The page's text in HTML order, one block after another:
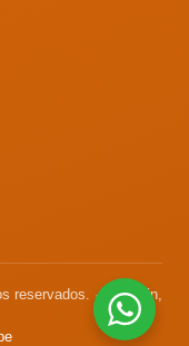
reservados. · Medellín,